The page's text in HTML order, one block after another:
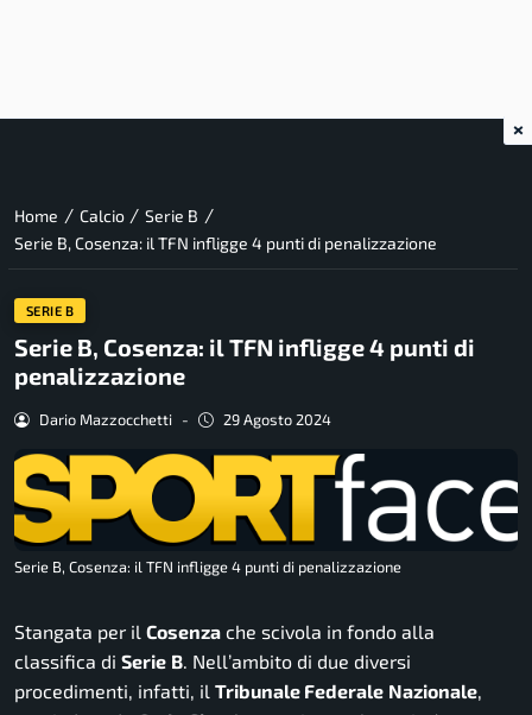
Home / Calcio / Serie B /
Serie B, Cosenza: il TFN infligge 4 punti di penalizzazione
SERIE B
Serie B, Cosenza: il TFN infligge 4 punti di
penalizzazione
Dario Mazzocchetti - 29 Agosto 2024
Serie B, Cosenza: il TFN infligge 4 punti di penalizzazione
Stangata per il Cosenza che scivola in fondo alla
classifica di Serie B . Nell’ambito di due diversi
procedimenti, infatti, il Tribunale Federale Nazionale
×